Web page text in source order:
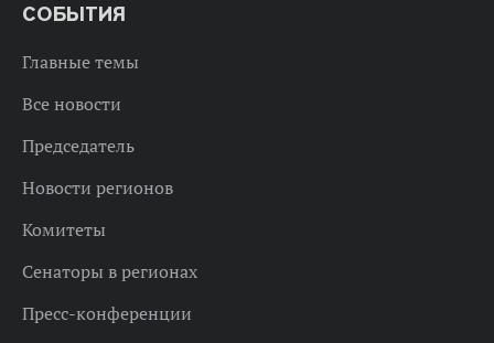
СОБЫТИЯ
Главные темы
Все новости
Председатель
Новости регионов
Комитеты
Сенаторы в регионах
Пресс-конференции